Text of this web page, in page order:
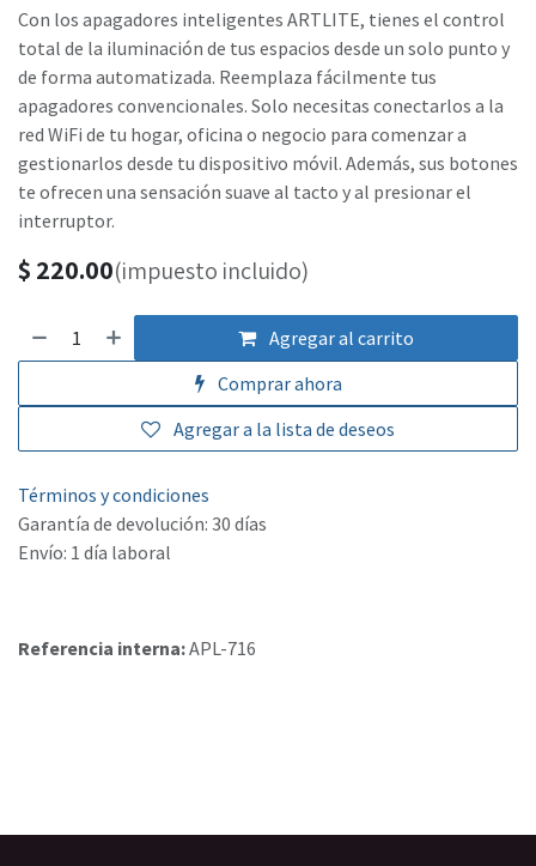
Con los apagadores inteligentes ARTLITE, tienes el control
total de la iluminación de tus espacios desde un solo punto y
de forma automatizada. Reemplaza fácilmente tus
apagadores convencionales. Solo necesitas conectarlos a la
red WiFi de tu hogar, oficina o negocio para comenzar a
gestionarlos desde tu dispositivo móvil. Además, sus botones
te ofrecen una sensación suave al tacto y al presionar el
interruptor.
$ 220.00(impuesto incluido)
Agregar al carrito
Comprar ahora
Agregar a la lista de deseos
Términos y condiciones
Garantía de devolución: 30 días
Envío: 1 día laboral
Referencia interna:APL-716